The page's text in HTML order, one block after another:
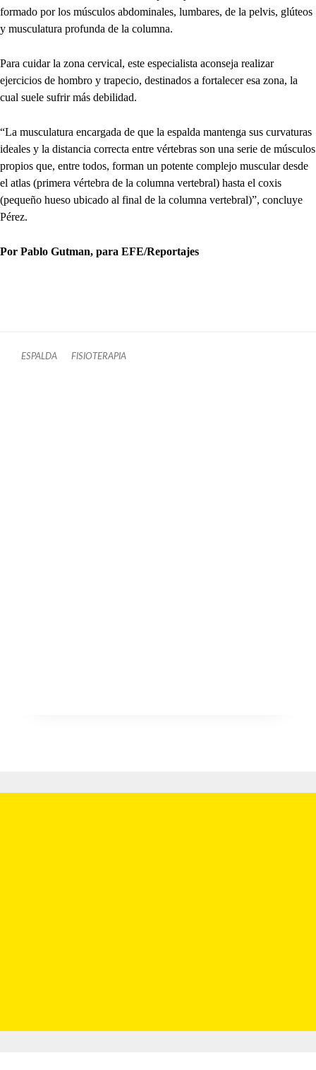
formado por los músculos abdominales, lumbares, de la pelvis, glúteos
y musculatura profunda de la columna.
Para cuidar la zona cervical, este especialista aconseja realizar
ejercicios de hombro y trapecio, destinados a fortalecer esa zona, la
cual suele sufrir más debilidad.
“La musculatura encargada de que la espalda mantenga sus curvaturas
ideales y la distancia correcta entre vértebras son una serie de músculos
propios que, entre todos, forman un potente complejo muscular desde
el atlas (primera vértebra de la columna vertebral) hasta el coxis
(pequeño hueso ubicado al final de la columna vertebral)”, concluye
Pérez.
Por Pablo Gutman, para EFE/Reportajes
ESPALDA FISIOTERAPIA